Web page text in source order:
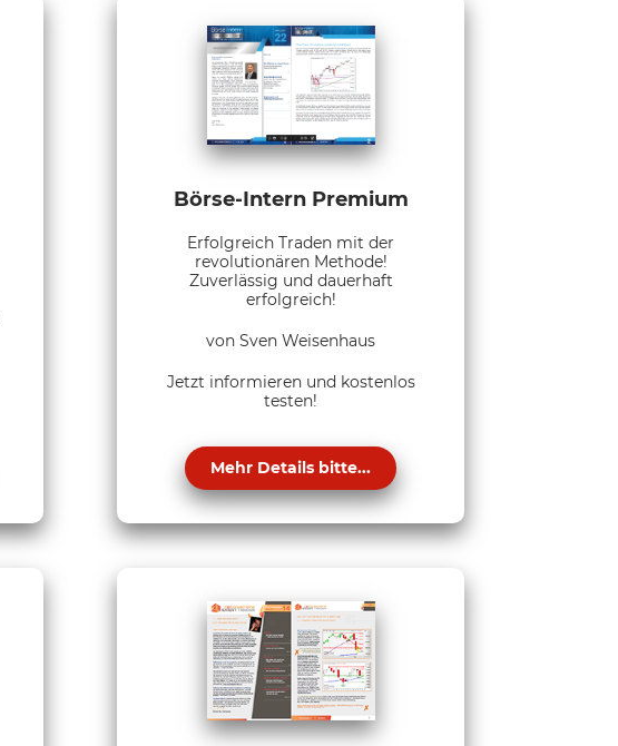
Börse-Intern Premium
Erfolgreich Traden mit der
revolutionären Methode!
Zuverlässig und dauerhaft
erfolgreich!
von Sven Weisenhaus
Jetzt informieren und kostenlos
testen!
Mehr Details bitte...